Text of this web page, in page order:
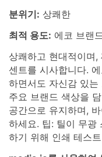
분위기: 상쾌한
최적 용도: 에코 브랜
상쾌하고 현대적이며
센트를 시사합니다.
하면서도 자신감 있
주요 브랜드 색상을
공간으로 유지하며,
하세요. 팁: 틸이 무광
하기 위해 인쇄 테스